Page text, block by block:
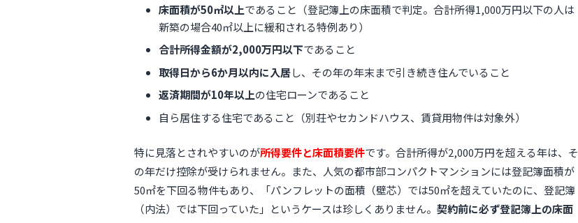
床面積が50㎡以上であること（登記簿上の床面積で判定。合計所得1,000万円以下の人は
新築の場合40㎡以上に緩和される特例あり）
合計所得金額が2,000万円以下であること
取得日から6か月以内に入居し、その年の年末まで引き続き住んでいること
返済期間が10年以上の住宅ローンであること
自ら居住する住宅であること（別荘やセカンドハウス、賃貸用物件は対象外）
特に見落とされやすいのが所得要件と床面積要件です。合計所得が2,000万円を超える年は、そ
の年だけ控除が受けられません。また、人気の都市部コンパクトマンションには登記簿面積が
50㎡を下回る物件もあり、「パンフレットの面積（壁芯）では50㎡を超えていたのに、登記簿
（内法）では下回っていた」というケースは珍しくありません。 契約前に必ず登記簿上の床面